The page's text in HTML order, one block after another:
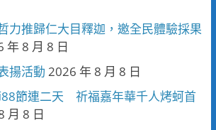
力推歸仁大目釋迦，邀全民體驗採果
年 8 月 8 日
揚活動 2026 年 8 月 8 日
節連二天 祈福嘉年華千人烤蚵首
月 8 日